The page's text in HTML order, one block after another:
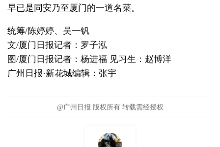
早已是同安乃至厦门的一道名菜。
统筹/陈婷婷、吴一钒
文/厦门日报记者：罗子泓
图/厦门日报记者：杨进福 见习生：赵博洋
广州日报·新花城编辑：张宇
@广州日报 版权所有 转载需经授权